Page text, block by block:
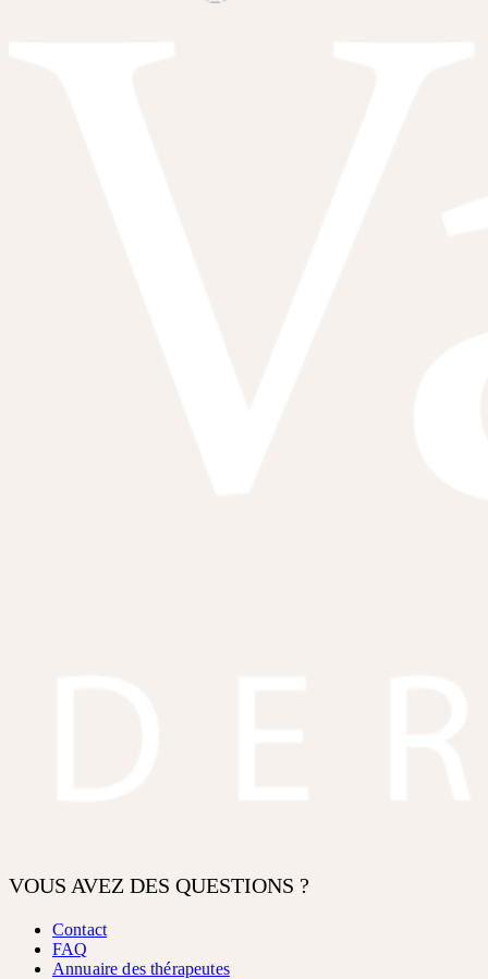
VOUS AVEZ DES QUESTIONS ?
Contact
FAQ
Annuaire des thérapeutes